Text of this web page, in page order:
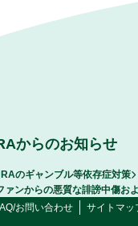
からのお知らせ
のギャンブル等依存症対策
ァンからの悪質な誹謗中傷お
お問い合わせ
サイトマッ